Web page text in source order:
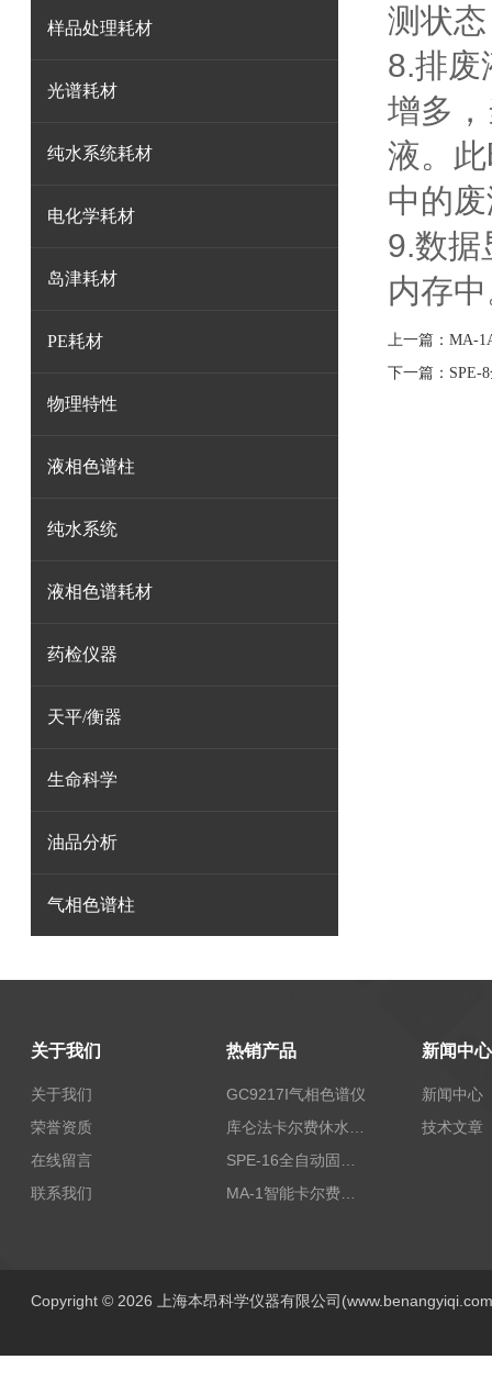
样品处理耗材
光谱耗材
纯水系统耗材
电化学耗材
岛津耗材
PE耗材
物理特性
液相色谱柱
纯水系统
液相色谱耗材
药检仪器
天平/衡器
生命科学
油品分析
气相色谱柱
测状
8.排废
增多
液。此
中的
9.数据
内存
上一篇： MA-
下一篇： SPE-
关于我们
关于我们
荣誉资质
在线留言
联系我们
热销产品
GC9217I气相色谱仪
MA-1智能卡尔费休水分测定仪
新闻中心
新闻中心
技术文章
Copyright © 2026 上海本昂科学仪器有限公司